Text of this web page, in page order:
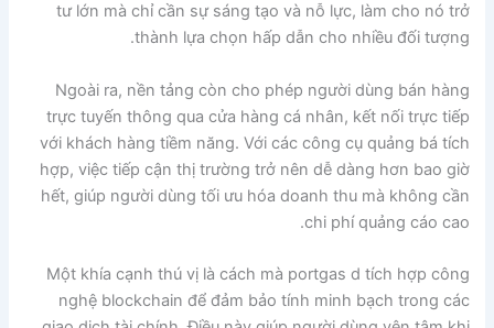
tư lớn mà chỉ cần sự sáng tạo và nỗ lực, làm cho nó trở
thành lựa chọn hấp dẫn cho nhiều đối tượng.
Ngoài ra, nền tảng còn cho phép người dùng bán hàng
trực tuyến thông qua cửa hàng cá nhân, kết nối trực tiếp
với khách hàng tiềm năng. Với các công cụ quảng bá tích
hợp, việc tiếp cận thị trường trở nên dễ dàng hơn bao giờ
hết, giúp người dùng tối ưu hóa doanh thu mà không cần
chi phí quảng cáo cao.
Một khía cạnh thú vị là cách mà portgas d tích hợp công
nghệ blockchain để đảm bảo tính minh bạch trong các